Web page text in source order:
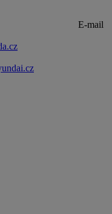
E-mail